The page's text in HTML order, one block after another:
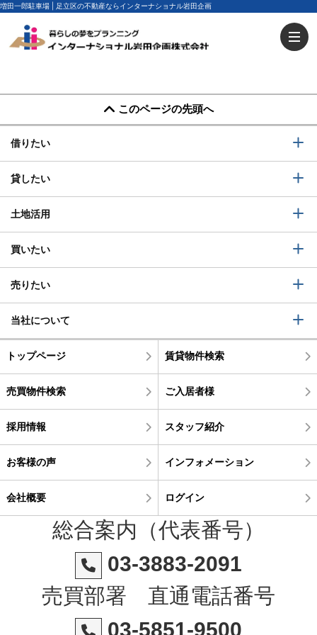
増田一郎駐車場 | 足立区の不動産ならインターナショナル岩田企画
このページの先頭へ
借りたい
貸したい
土地活用
買いたい
売りたい
当社について
トップページ 賃貸物件検索
売買物件検索 ご入居者様
採用情報 スタッフ紹介
お客様の声 インフォメーション
会社概要 ログイン
総合案内（代表番号）
03-3883-2091
売買部署 直通電話番号
03-5851-9500